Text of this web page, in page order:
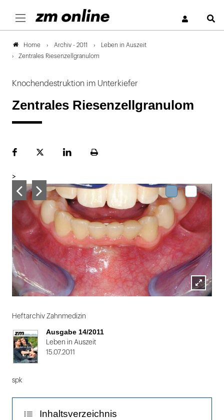
Home Archiv - 2011
Leben in Auszeit
Zentrales Riesenzellgranulom
Knochendestruktion im Unterkiefer
Zentrales Riesenzellgranulom
FacebookPlattformLinekdInSeite
>
Lightbox
1
von
2
Heftarchiv Zahnmedizin
Ausgabe 14/2011
Leben in Auszeit
15.07.2011
spk
Inhaltsverzeichnis